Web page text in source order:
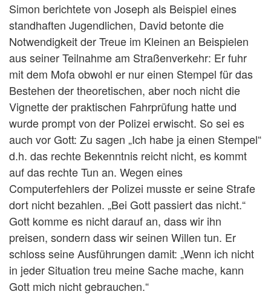
Simon berichtete von Joseph als Beispiel eines
standhaften Jugendlichen, David betonte die
Notwendigkeit der Treue im Kleinen an Beispielen
aus seiner Teilnahme am Straßenverkehr: Er fuhr
mit dem Mofa obwohl er nur einen Stempel für das
Bestehen der theoretischen, aber noch nicht die
Vignette der praktischen Fahrprüfung hatte und
wurde prompt von der Polizei erwischt. So sei es
auch vor Gott: Zu sagen „Ich habe ja einen Stempel“
d.h. das rechte Bekenntnis reicht nicht, es kommt
auf das rechte Tun an. Wegen eines
Computerfehlers der Polizei musste er seine Strafe
dort nicht bezahlen. „Bei Gott passiert das nicht.“
Gott komme es nicht darauf an, dass wir ihn
preisen, sondern dass wir seinen Willen tun. Er
schloss seine Ausführungen damit: „Wenn ich nicht
in jeder Situation treu meine Sache mache, kann
Gott mich nicht gebrauchen.“